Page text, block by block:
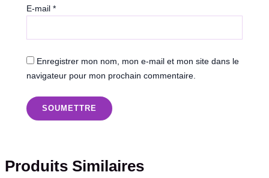
E-mail*
Enregistrer mon nom, mon e-mail et mon site dans le
navigateur pour mon prochain commentaire.
Produits Similaires